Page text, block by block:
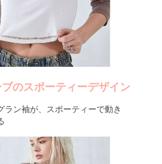
のスポーティーデザイン
ラン袖が、スポーティーで動き